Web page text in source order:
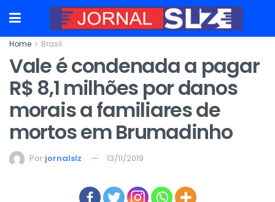
Home Brasil
Vale é condenada a pagar
R$ 8,1 milhões por danos
morais a familiares de
mortos em Brumadinho
Por jornalslz 13/11/2019